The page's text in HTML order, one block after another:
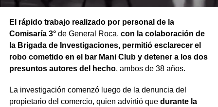
El rápido trabajo realizado por personal de la
Comisaría 3°de General Roca, con la colaboración de
la Brigada de Investigaciones, permitió esclarecer el
robo cometido en el bar Mani Club y detener a los dos
presuntos autores del hecho, ambos de 38 años.
La investigación comenzó luego de la denuncia del
propietario del comercio, quien advirtió que durante la